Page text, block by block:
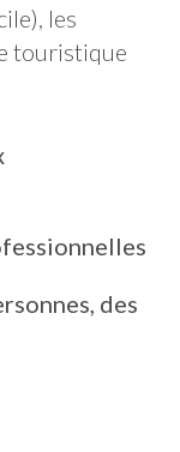
les
touristique
des